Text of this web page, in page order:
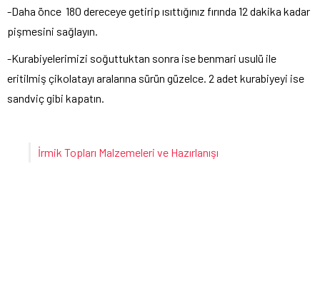
-Daha önce 180 dereceye getirip ısıttığınız fırında 12 dakika kadar
pişmesini sağlayın.
-Kurabiyelerimizi soğuttuktan sonra ise benmari usulü ile
eritilmiş çikolatayı aralarına sürün güzelce. 2 adet kurabiyeyi ise
sandviç gibi kapatın.
İrmik Topları Malzemeleri ve Hazırlanışı